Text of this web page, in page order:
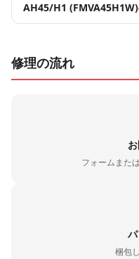
AH45/H1
修理の流れ
フォームまた
梱包